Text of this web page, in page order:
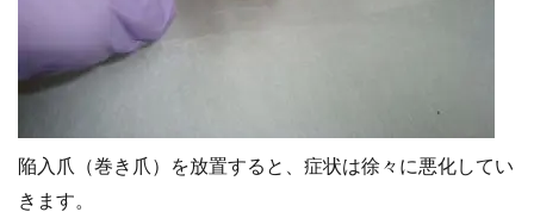
陥入爪（巻き爪）を放置すると、症状は徐々に悪化してい
きます。